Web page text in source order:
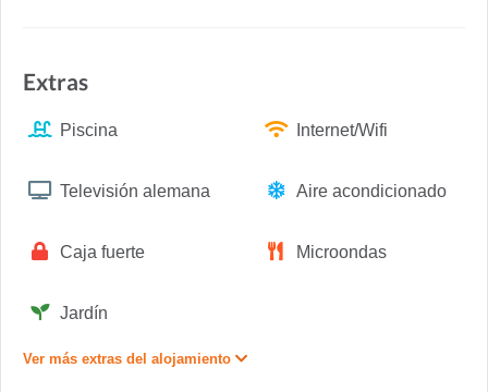
Extras
Piscina Internet/Wifi
Televisión alemana Aire acondicionado
Caja fuerte Microondas
Jardín
Ver más extras del alojamiento